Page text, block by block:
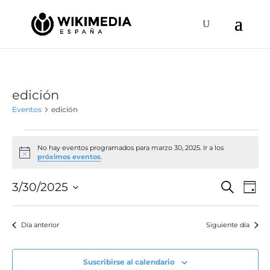
edición
Eventos edición
en
30,
Aviso
No hay eventos programados para marzo 30, 2025. Ir a los
próximos eventos.
de
y
vistas
Buscar
de
de
Día
3/30/2025
fecha.
Día anterior Siguiente día
Suscribirse al calendario